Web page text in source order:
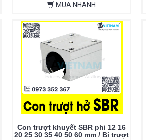
MUA NHANH
Con trượt khuyết SBR phi 12 16
20 25 30 35 40 50 60 mm / Bi trượt